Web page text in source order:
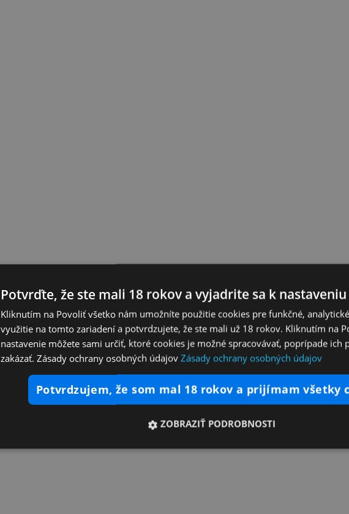
Potvrďte, že ste mali 18 rokov a vyjadrite sa k
Kliknutím na Povoliť všetko nám umožníte použitie cookies pre funkčné,
využitie na tomto zariadení a potvrdzujete, že ste mali už 18 rokov. Kliknutím na
nastavenie môžete sami určiť, ktoré cookies je možné spracovávať, poprípade ich
zakázať. Zásady ochrany osobných údajov Zásady ochrany osobných údajov
potvrdzujem, že som mal 18 rokov a prijímam všetky
ZOBRAZIŤ PODROBNOSTI